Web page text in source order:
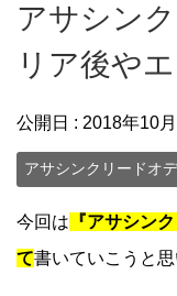
アサシン
リア後や
公開日 : 2018年10
アサシンクリードオ
今回は 『アサシン
て書いていこうと思